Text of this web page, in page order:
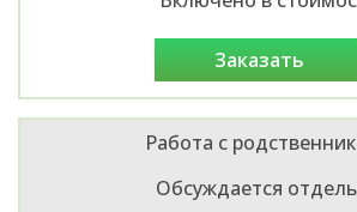
заказать
Работа с
Обсуждается